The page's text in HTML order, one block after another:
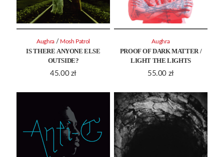
IS THERE ANYONE ELSE
OUTSIDE?
45.00 zł
Aughra / Mosh Patrol
PROOF OF DARK MATTER /
LIGHT THE LIGHTS
55.00 zł
Aughra